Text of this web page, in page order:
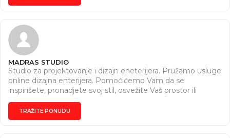
MADRAS STUDIO
Studio za projektovanje i dizajn eneterijera. Pružamo usluge
online dizajna enterijera. Pomoćićemo Vam da se
inspirišete, pronadjete svoj stil, osvežite Vaš prostor ili
TRAŽITE PONUDU